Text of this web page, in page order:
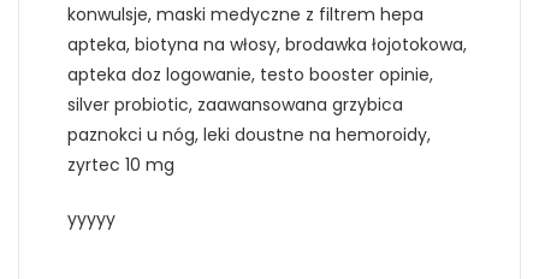
konwulsje, maski medyczne z filtrem hepa
apteka, biotyna na włosy, brodawka łojotokowa,
apteka doz logowanie, testo booster opinie,
silver probiotic, zaawansowana grzybica
paznokci u nóg, leki doustne na hemoroidy,
zyrtec 10 mg
yyyyy